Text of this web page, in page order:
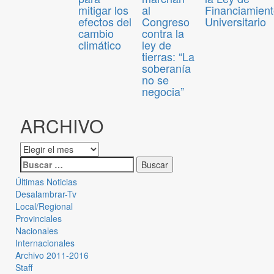
mitigar los
efectos del
cambio
climático
al
Congreso
contra la
ley de
tierras: “La
soberanía
no se
negocia”
Universitario
ARCHIVO
Últimas Noticias
Desalambrar-Tv
Local/Regional
Provinciales
Nacionales
Internacionales
Archivo 2011-2016
Staff